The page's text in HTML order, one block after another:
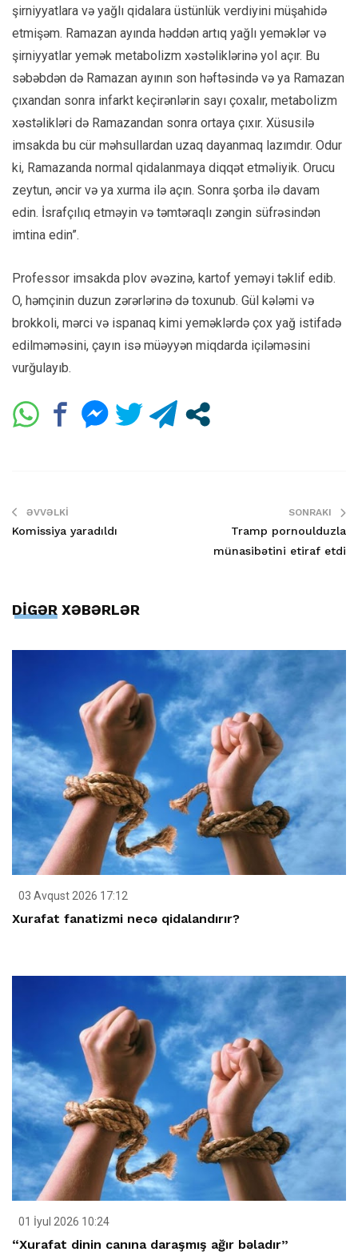
şirniyyatlara və yağlı qidalara üstünlük verdiyini müşahidə
etmişəm. Ramazan ayında həddən artıq yağlı yeməklər və
şirniyyatlar yemək metabolizm xəstəliklərinə yol açır. Bu
səbəbdən də Ramazan ayının son həftəsində və ya Ramazan
çıxandan sonra infarkt keçirənlərin sayı çoxalır, metabolizm
xəstəlikləri də Ramazandan sonra ortaya çıxır. Xüsusilə
imsakda bu cür məhsullardan uzaq dayanmaq lazımdır. Odur
ki, Ramazanda normal qidalanmaya diqqət etməliyik. Orucu
zeytun, əncir və ya xurma ilə açın. Sonra şorba ilə davam
edin. İsrafçılıq etməyin və təmtəraqlı zəngin süfrəsindən
imtina edin”.
Professor imsakda plov əvəzinə, kartof yeməyi təklif edib.
O, həmçinin duzun zərərlərinə də toxunub. Gül kələmi və
brokkoli, mərci və ispanaq kimi yeməklərdə çox yağ istifadə
edilməməsini, çayın isə müəyyən miqdarda içiləməsini
vurğulayıb.
ƏVVƏLKI
Komissiya yaradıldı
SONRAKI
Tramp pornoulduzla
münasibətini etiraf etdi
DİGƏR XƏBƏRLƏR
03 Avqust 2026 17:12
Xurafat fanatizmi necə qidalandırır?
01 İyul 2026 10:24
“Xurafat dinin canına daraşmış ağır bəladır”